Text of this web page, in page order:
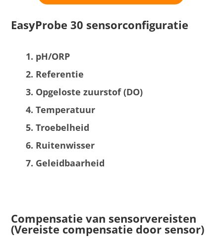
EasyProbe 30 sensorconfiguratie
pH/ORP
Referentie
Opgeloste zuurstof (DO)
Temperatuur
Troebelheid
Ruitenwisser
Geleidbaarheid
Compensatie van sensorvereisten
(Vereiste compensatie door sensor)